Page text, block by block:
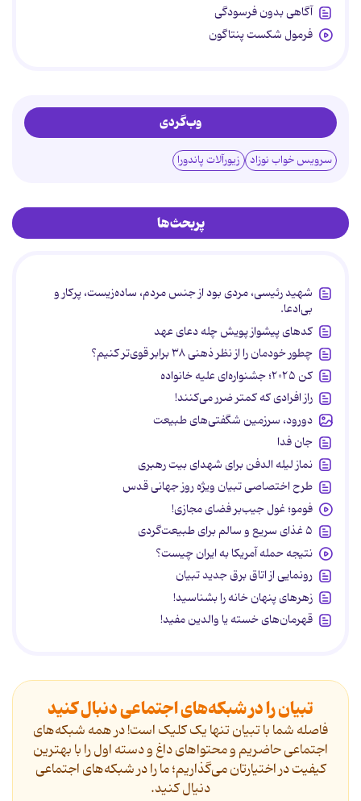
آگاهی بدون فرسودگی
فرمول شکست پنتاگون
وب‌گردی
سرویس خواب نوزاد زیورآلات پاندورا
پربحث‌ها
شهید رئیسی، مردی بود از جنس مردم، ساده‌زیست، پرکار و
بی‌ادعا.
کدهای پیشواز پویش چله دعای عهد
چطور خودمان را از نظر ذهنی ۳۸ برابر قوی‌تر کنیم؟
کن ۲۰۲۵؛ جشنواره‌ای علیه خانواده
راز افرادی که کمتر ضرر می‌کنند!
دورود، سرزمین شگفتی‌های طبیعت
جان فدا
نماز لیله الدفن برای شهدای بیت رهبری
طرح اختصاصی تبیان ویژه روز جهانی قدس
فومو؛ غول جیب‌بر فضای مجازی!
۵ غذای سریع و سالم برای طبیعت‌گردی
نتیجه حمله آمریکا به ایران چیست؟
رونمایی از اتاق برق جدید تبیان
زهرهای پنهان خانه را بشناسید!
قهرمان‌های خسته یا والدین مفید!
تبیان را در شبکه‌های اجتماعی دنبال کنید
فاصله شما با تبیان تنها یک کلیک است! در همه شبکه‌های
اجتماعی حاضریم و محتواهای داغ و دسته اول را با بهترین
کیفیت در اختیارتان می‌گذاریم؛ ما را در شبکه‌های اجتماعی
دنیال کنید.